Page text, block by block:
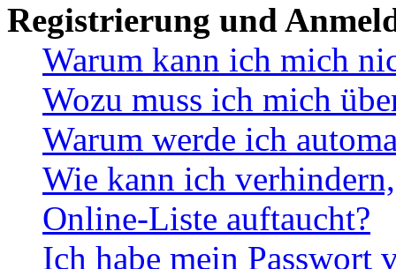
Registrierung und
Warum kann ich mich
Wozu muss ich mich
Warum werde ich
Wie kann ich
Online-Liste auftaucht?
Ich habe mein Passwort